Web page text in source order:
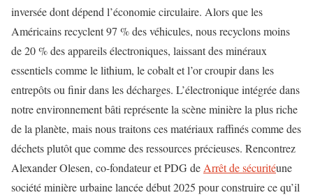
inversée dont dépend l’économie circulaire. Alors que les
Américains recyclent 97 % des véhicules, nous recyclons moins
de 20 % des appareils électroniques, laissant des minéraux
essentiels comme le lithium, le cobalt et l’or croupir dans les
entrepôts ou finir dans les décharges. L’électronique intégrée dans
notre environnement bâti représente la scène minière la plus riche
de la planète, mais nous traitons ces matériaux raffinés comme des
déchets plutôt que comme des ressources précieuses. Rencontrez
Alexander Olesen, co-fondateur et PDG de Arrêt de sécuritéune
société minière urbaine lancée début 2025 pour construire ce qu’il